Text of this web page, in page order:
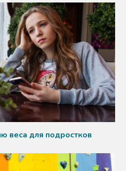
веса для подростков